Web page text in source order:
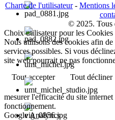
Charte de l'utilisateur- Mentions
© 2025. Tous
Choix utilisateur pour les Cookies
Nous utilisons des cookies afin
services possibles. Si vous
site web pourrait ne pas
Tout accepter
Tout décliner
mesurer l'efficacité du site
fonctionnement.
Google Analytics